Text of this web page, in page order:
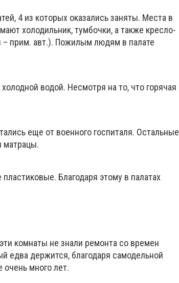
4 из которых оказались заняты. Места в
холодильник, тумбочки, а также кресло-
– прим. авт.). Пожилым людям в палате
водой. Несмотря на то, что горячая
еще от военного госпиталя. Остальные
матрацы.
Благодаря этому в палатах
комнаты не знали ремонта со времен
едва держится, благодаря самодельной
очень много лет.